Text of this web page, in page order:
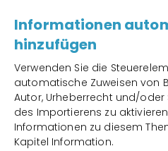
Informationen
hinzufügen
Verwenden Sie die
automatische Zuweisen von
Autor, Urheberrecht und/
des Importierens zu
Informationen zu diesem
Kapitel Information.